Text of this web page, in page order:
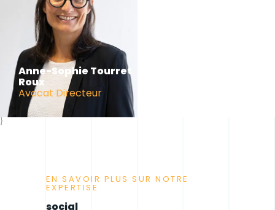
Anne-Sophie Tourret
Roux
Avocat Directeur
}
EN SAVOIR PLUS SUR NOTRE
EXPERTISE
social